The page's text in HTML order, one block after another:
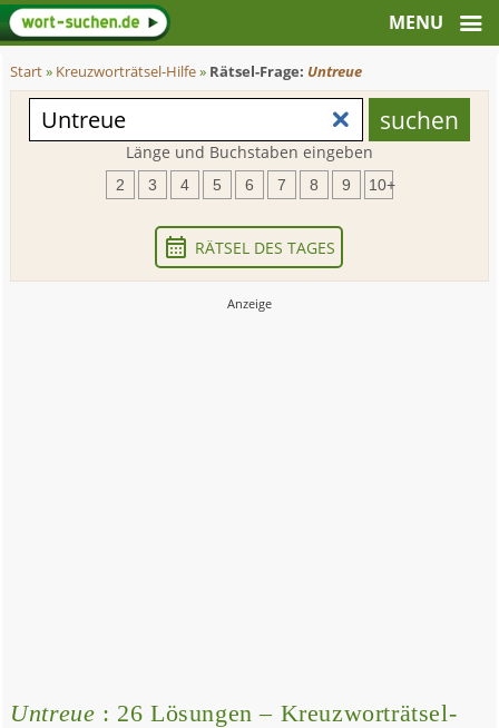
Start» Kreuzworträtsel-Hilfe» Rätsel-Frage: Untreue
Länge und Buchstaben eingeben
2 3 4 5 6 7 8 9 10+
RÄTSEL DES TAGES
Untreue : 26 Lösungen – Kreuzworträtsel-